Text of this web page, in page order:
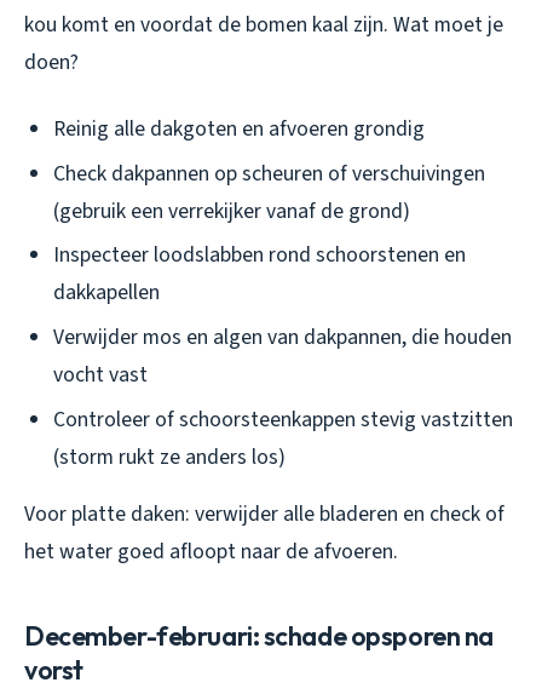
kou komt en voordat de bomen kaal zijn. Wat moet je
doen?
Reinig alle dakgoten en afvoeren grondig
Check dakpannen op scheuren of verschuivingen
(gebruik een verrekijker vanaf de grond)
Inspecteer loodslabben rond schoorstenen en
dakkapellen
Verwijder mos en algen van dakpannen, die houden
vocht vast
Controleer of schoorsteenkappen stevig vastzitten
(storm rukt ze anders los)
Voor platte daken: verwijder alle bladeren en check of
het water goed afloopt naar de afvoeren.
December-februari: schade opsporen na
vorst